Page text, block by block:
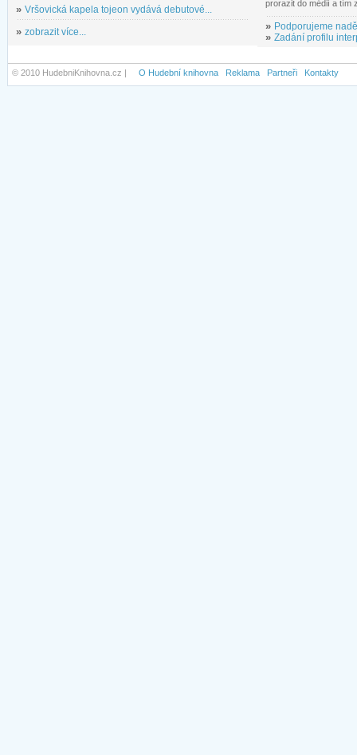
» Vršovická kapela tojeon vydává debutové...
» zobrazit více...
prorazit do médií a tím
» Podporujeme
» Zadání profilu
© 2010 HudebniKnihovna.cz | O Hudební knihovna Reklama Partneři Kontakty